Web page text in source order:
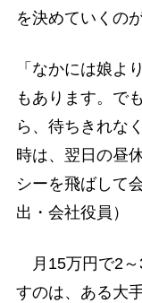
を決めていくの
「なかには娘よ
もあります。で
ら、待ちきれな
時は、翌日の昼
シーを飛ばして
出・会社役員）
月15万円で2～
すのは、ある大